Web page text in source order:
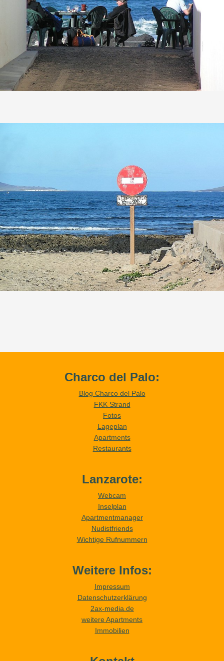
Charco del Palo:
Blog Charco del Palo
FKK Strand
Fotos
Lageplan
Apartments
Restaurants
Lanzarote:
Webcam
Inselplan
Apartmentmanager
Nudistfriends
Wichtige Rufnummern
Weitere Infos:
Impressum
Datenschutzerklärung
2ax-media.de
weitere Apartments
Immobilien